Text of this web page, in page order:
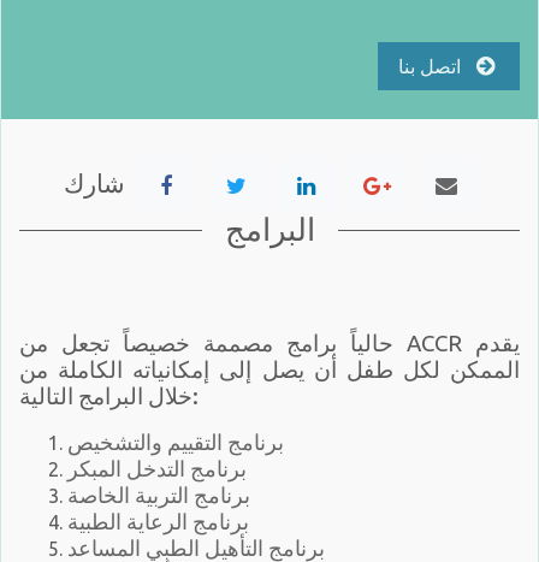
اتصل بنا
شارك
البرامج
يقدم ACCR حالياً برامج مصممة خصيصاً تجعل من
الممكن لكل طفل أن يصل إلى إمكانياته الكاملة من
خلال البرامج التالية:
برنامج التقييم والتشخيص
برنامج التدخل المبكر
برنامج التربية الخاصة
برنامج الرعاية الطبية
برنامج التأهيل الطبي المساعد